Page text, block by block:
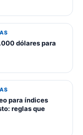
dólares para
para índices
reglas que